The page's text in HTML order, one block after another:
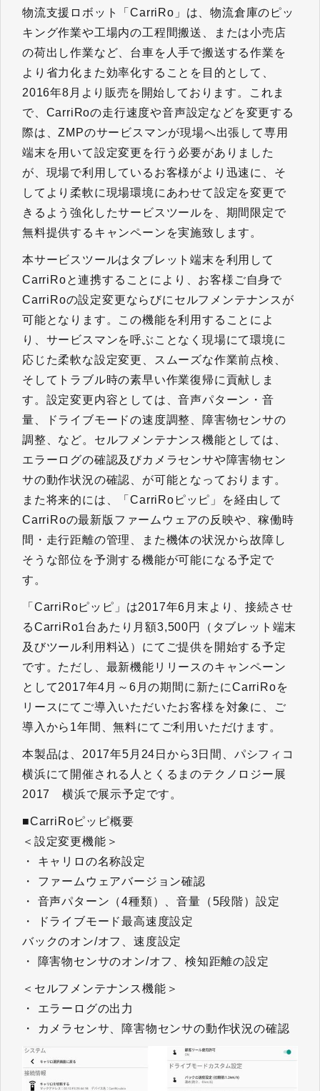
物流支援ロボット「CarriRo」は、物流倉庫のピッ
キング作業や工場内の工程間搬送、または小売店
の荷出し作業など、台車を人手で搬送する作業を
より省力化また効率化することを目的として、
2016年8月より販売を開始しております。これま
で、CarriRoの走行速度や音声設定などを変更する
際は、ZMPのサービスマンが現場へ出張して専用
端末を用いて設定変更を行う必要がありました
が、現場で利用しているお客様がより迅速に、そ
してより柔軟に現場環境にあわせて設定を変更で
きるよう強化したサービスツールを、期間限定で
無料提供するキャンペーンを実施致します。
本サービスツールはタブレット端末を利用して
CarriRoと連携することにより、お客様ご自身で
CarriRoの設定変更ならびにセルフメンテナンスが
可能となります。この機能を利用することによ
り、サービスマンを呼ぶことなく現場にて環境に
応じた柔軟な設定変更、スムーズな作業前点検、
そしてトラブル時の素早い作業復帰に貢献しま
す。設定変更内容としては、音声パターン・音
量、ドライブモードの速度調整、障害物センサの
調整、など。セルフメンテナンス機能としては、
エラーログの確認及びカメラセンサや障害物セン
サの動作状況の確認、が可能となっております。
また将来的には、「CarriRoピッピ」を経由して
CarriRoの最新版ファームウェアの反映や、稼働時
間・走行距離の管理、また機体の状況から故障し
そうな部位を予測する機能が可能になる予定で
す。
「CarriRoピッピ」は2017年6月末より、接続させ
るCarriRo1台あたり月額3,500円（タブレット端末
及びツール利用料込）にてご提供を開始する予定
です。ただし、最新機能リリースのキャンペーン
として2017年4月～6月の期間に新たにCarriRoを
リースにてご導入いただいたお客様を対象に、ご
導入から1年間、無料にてご利用いただけます。
本製品は、2017年5月24日から3日間、パシフィコ
横浜にて開催される人とくるまのテクノロジー展
2017 横浜で展示予定です。
■CarriRoピッピ概要
＜設定変更機能＞
・ キャリロの名称設定
・ ファームウェアバージョン確認
・ 音声パターン（4種類）、音量（5段階）設定
・ ドライブモード最高速度設定
バックのオン/オフ、速度設定
・ 障害物センサのオン/オフ、検知距離の設定
＜セルフメンテナンス機能＞
・ エラーログの出力
・ カメラセンサ、障害物センサの動作状況の確認